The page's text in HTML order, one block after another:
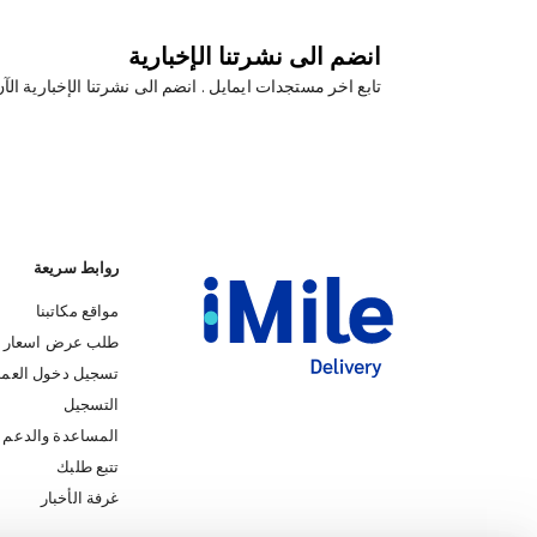
انضم الى نشرتنا الإخبارية
تابع اخر مستجدات ايمايل . انضم الى نشرتنا الإخبارية
روابط سريعة
مواقع مكاتبنا
طلب عرض اسعار
تسجيل دخول
التسجيل
المساعدة والدعم
تتبع طلبك
غرفة الأخبار
iMile Chat